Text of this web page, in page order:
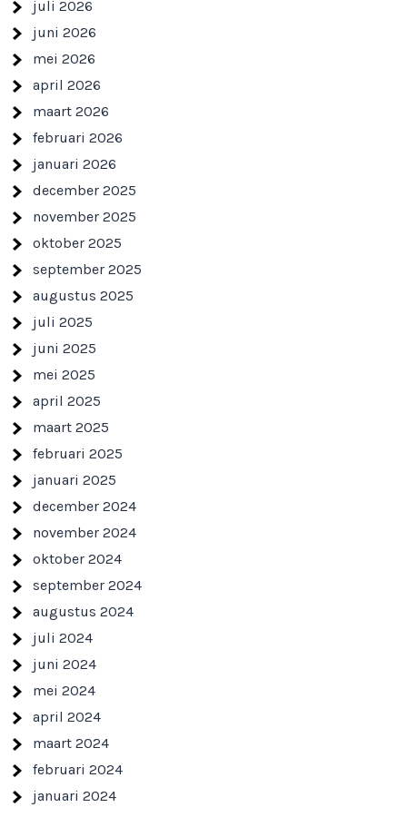
juli 2026
juni 2026
mei 2026
april 2026
maart 2026
februari 2026
januari 2026
december 2025
november 2025
oktober 2025
september 2025
augustus 2025
juli 2025
juni 2025
mei 2025
april 2025
maart 2025
februari 2025
januari 2025
december 2024
november 2024
oktober 2024
september 2024
augustus 2024
juli 2024
juni 2024
mei 2024
april 2024
maart 2024
februari 2024
januari 2024